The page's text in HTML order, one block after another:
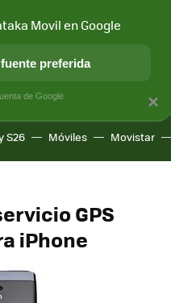
APLICACIONES
S26 Móviles Movistar
GPS
iPhone
×
Movil en Google
preferida
de Google